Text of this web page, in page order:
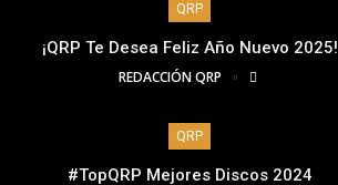
QRP
¡QRP Te Desea Feliz Año Nuevo 2025!
REDACCIÓN QRP
QRP
#TopQRP Mejores Discos 2024